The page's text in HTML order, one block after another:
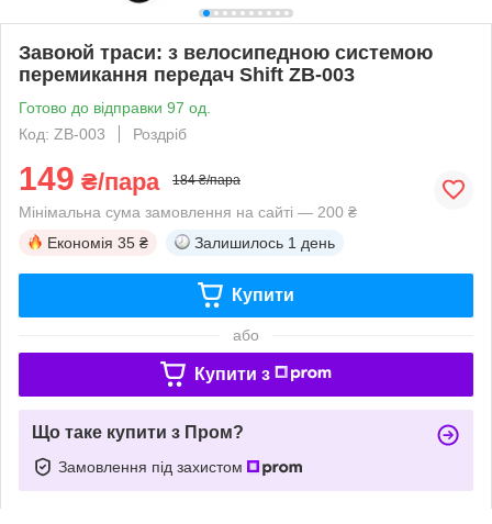
Завоюй траси: з велосипедною системою
перемикання передач Shift ZB-003
Готово до відправки 97 од.
Код: ZB-003
Роздріб
149 ₴/пара 184 ₴/пара
Мінімальна сума замовлення на сайті — 200 ₴
Економія 35 ₴ Залишилось 1 день
Купити
або
Купити з
Що таке купити з Пром?
Замовлення під захистом